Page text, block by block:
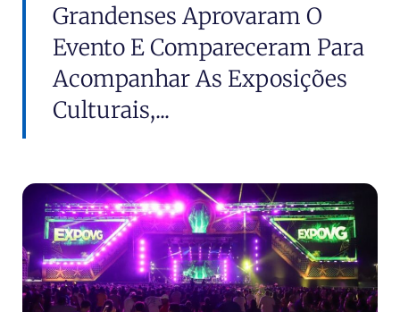
Grandenses Aprovaram O
Evento E Compareceram Para
Acompanhar As Exposições
Culturais,...